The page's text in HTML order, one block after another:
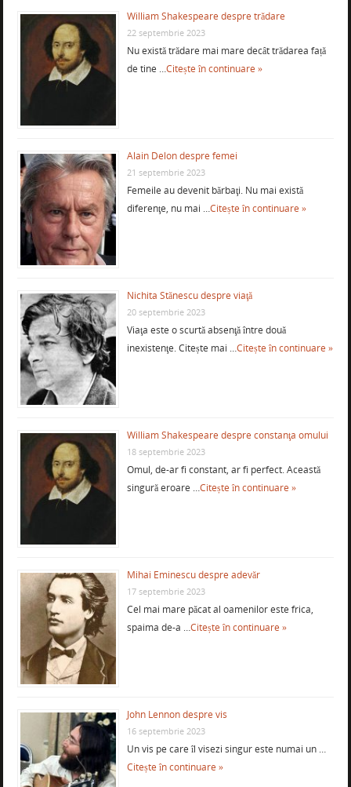
William Shakespeare despre trădare
22 septembrie 2023
Nu există trădare mai mare decât trădarea față
de tine …Citește în continuare »
Alain Delon despre femei
21 septembrie 2023
Femeile au devenit bărbaţi. Nu mai există
diferenţe, nu mai …Citește în continuare »
Nichita Stănescu despre viaţă
20 septembrie 2023
Viaţa este o scurtă absenţă între două
inexistenţe. Citește mai …Citește în continuare »
William Shakespeare despre constanţa omului
18 septembrie 2023
Omul, de-ar fi constant, ar fi perfect. Această
singură eroare …Citește în continuare »
Mihai Eminescu despre adevăr
17 septembrie 2023
Cel mai mare păcat al oamenilor este frica,
spaima de-a …Citește în continuare »
John Lennon despre vis
16 septembrie 2023
Un vis pe care îl visezi singur este numai un …
Citește în continuare »